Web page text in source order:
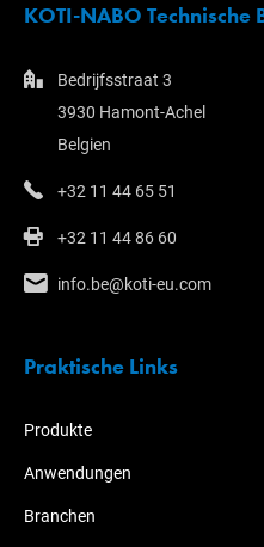
KOTI-NABO Technische
Bedrijfsstraat 3
3930 Hamont-Achel
Belgien
+32 11 44 65 51
+32 11 44 86 60
info.be@koti-eu.com
Praktische Links
Produkte
Anwendungen
Branchen